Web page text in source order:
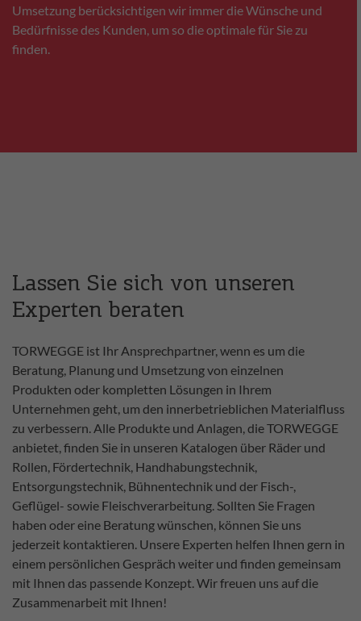
Umsetzung berücksichtigen wir immer die Wünsche und
Bedürfnisse des Kunden, um so die optimale für Sie zu
finden.
Lassen Sie sich von unseren
Experten beraten
TORWEGGE ist Ihr Ansprechpartner, wenn es um die
Beratung, Planung und Umsetzung von einzelnen
Produkten oder kompletten Lösungen in Ihrem
Unternehmen geht, um den innerbetrieblichen Materialfluss
zu verbessern. Alle Produkte und Anlagen, die TORWEGGE
anbietet, finden Sie in unseren Katalogen über Räder und
Rollen, Fördertechnik, Handhabungstechnik,
Entsorgungstechnik, Bühnentechnik und der Fisch-,
Geflügel- sowie Fleischverarbeitung. Sollten Sie Fragen
haben oder eine Beratung wünschen, können Sie uns
jederzeit kontaktieren. Unsere Experten helfen Ihnen gern in
einem persönlichen Gespräch weiter und finden gemeinsam
mit Ihnen das passende Konzept. Wir freuen uns auf die
Zusammenarbeit mit Ihnen!